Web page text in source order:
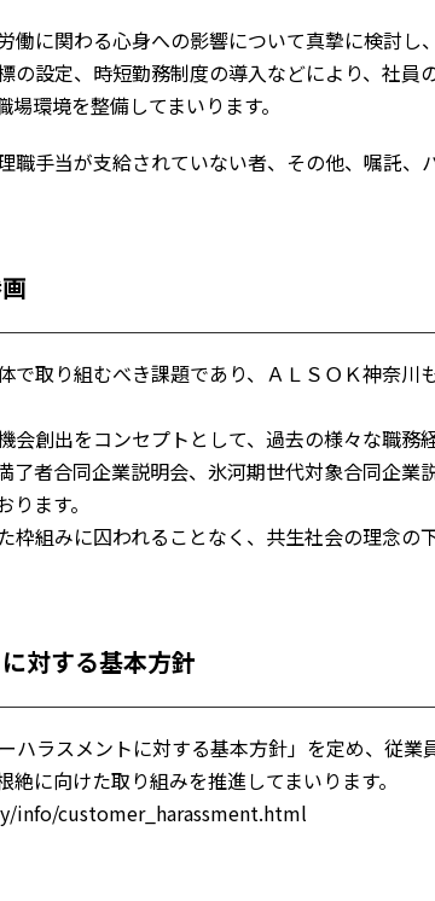
働に関わる心身への影響について真摯に検討し
の設定、時短勤務制度の導入などにより、社員
環境を整備してまいります。
手当が支給されていない者、その他、嘱託、
で取り組むべき課題であり、ＡＬＳＯＫ神奈川
会創出をコンセプトとして、過去の様々な職務
了者合同企業説明会、氷河期世代対象合同企業
ます。
枠組みに囚われることなく、共生社会の理念の
対する基本方針
ハラスメントに対する基本方針」を定め、従
に向けた取り組みを推進してまいります。
info/customer_harassment.html